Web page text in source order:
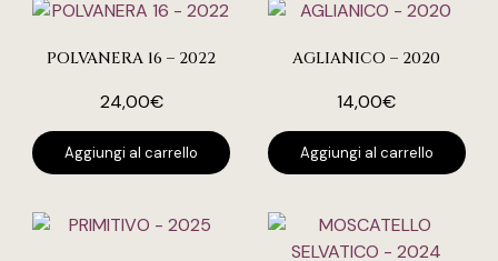
POLVANERA 16 – 2022
24,00€
Aggiungi al carrello
AGLIANICO – 2020
14,00€
Aggiungi al carrello